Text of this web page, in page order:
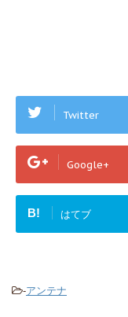
Twitter
Google+
B! はてブ
-アンテナ